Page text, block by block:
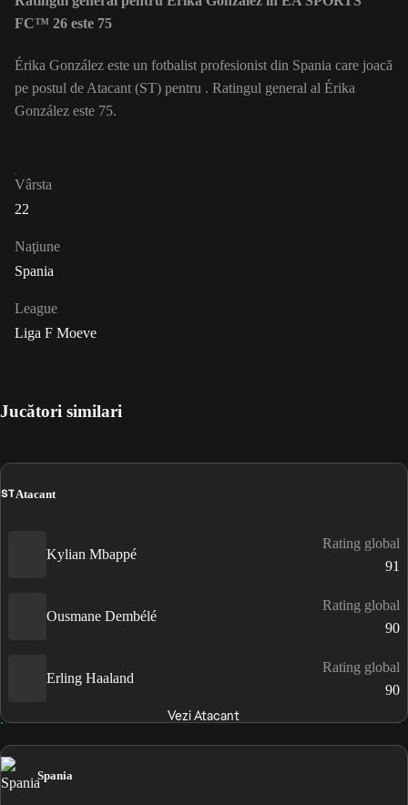
FC™ 26 este 75
Érika González este un fotbalist profesionist din Spania care joacă
pe postul de Atacant (ST) pentru . Ratingul general al Érika
González este 75.
Vârsta
22
Naţiune
Spania
League
Liga F Moeve
Jucători similari
STAtacant
Kylian Mbappé
Rating global
91
Ousmane Dembélé
Rating global
90
Erling Haaland
Rating global
90
Vezi Atacant
Spania